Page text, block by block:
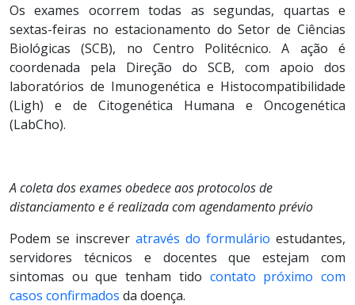
Os exames ocorrem todas as segundas, quartas e
sextas-feiras no estacionamento do Setor de Ciências
Biológicas (SCB), no Centro Politécnico. A ação é
coordenada pela Direção do SCB, com apoio dos
laboratórios de Imunogenética e Histocompatibilidade
(Ligh) e de Citogenética Humana e Oncogenética
(LabCho).
A coleta dos exames obedece aos protocolos de
distanciamento e é realizada com agendamento prévio
Podem se inscrever através do formulário estudantes,
servidores técnicos e docentes que estejam com
sintomas ou que tenham tido contato próximo com
casos confirmados da doença.